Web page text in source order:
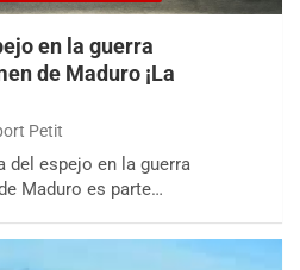
en la guerra
de Maduro ¡La
Petit
del espejo en la guerra
Maduro es parte…